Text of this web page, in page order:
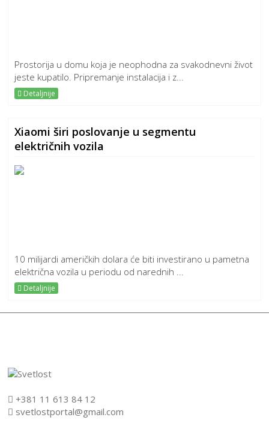
Prostorija u domu koja je neophodna za svakodnevni život
jeste kupatilo. Pripremanje instalacija i z...
Detaljnije
Xiaomi širi poslovanje u segmentu
električnih vozila
10 milijardi američkih dolara će biti investirano u pametna
električna vozila u periodu od narednih ...
Detaljnije
+381 11 613 84 12
svetlostportal@gmail.com